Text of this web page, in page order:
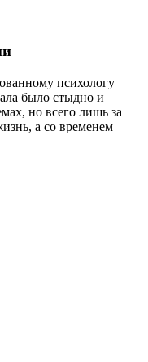
психологу
было стыдно и
но всего лишь за
а со временем